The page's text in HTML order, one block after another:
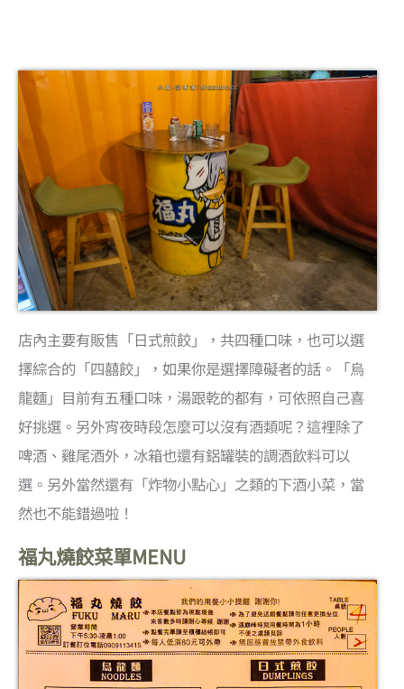
店內主要有販售「日式煎餃」，共四種口味，也可以選
擇綜合的「四囍餃」，如果你是選擇障礙者的話。「烏
龍麵」目前有五種口味，湯跟乾的都有，可依照自己喜
好挑選。另外宵夜時段怎麼可以沒有酒類呢？這裡除了
啤酒、雞尾酒外，冰箱也還有鋁罐裝的調酒飲料可以
選。另外當然還有「炸物小點心」之類的下酒小菜，當
然也不能錯過啦！
福丸燒餃菜單MENU